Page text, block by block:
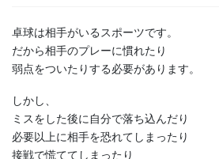
卓球は相手がいるスポーツです。
だから相手のプレーに慣れたり
弱点をついたりする必要があります。
しかし、
ミスをした後に自分で落ち込んだり
必要以上に相手を恐れてしまったり
接戦で慌ててしまったり